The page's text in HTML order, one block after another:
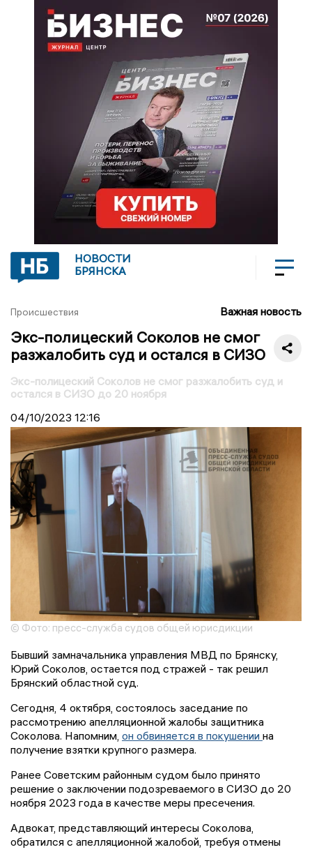
НОВОСТИ
БРЯНСКА
Происшествия Важная новость
Экс-полицеский Соколов не смог
разжалобить суд и остался в СИЗО
Экс-полицеский Соколов не смог разжалобить суд и
остался в СИЗО до 20 ноября
04/10/2023 12:16
© Фото: пресс-служба судов общей юрисдикции
Бывший замначальника управления МВД по Брянску,
Юрий Соколов, остается под стражей - так решил
Брянский областной суд.
Сегодня, 4 октября, состоялось заседание по
рассмотрению апелляционной жалобы защитника
Соколова. Напомним, он обвиняется в покушении на
получение взятки крупного размера.
Ранее Советским районным судом было принято
решение о заключении подозреваемого в СИЗО до 20
ноября 2023 года в качестве меры пресечения.
Адвокат, представляющий интересы Соколова,
обратился с апелляционной жалобой, требуя отмены